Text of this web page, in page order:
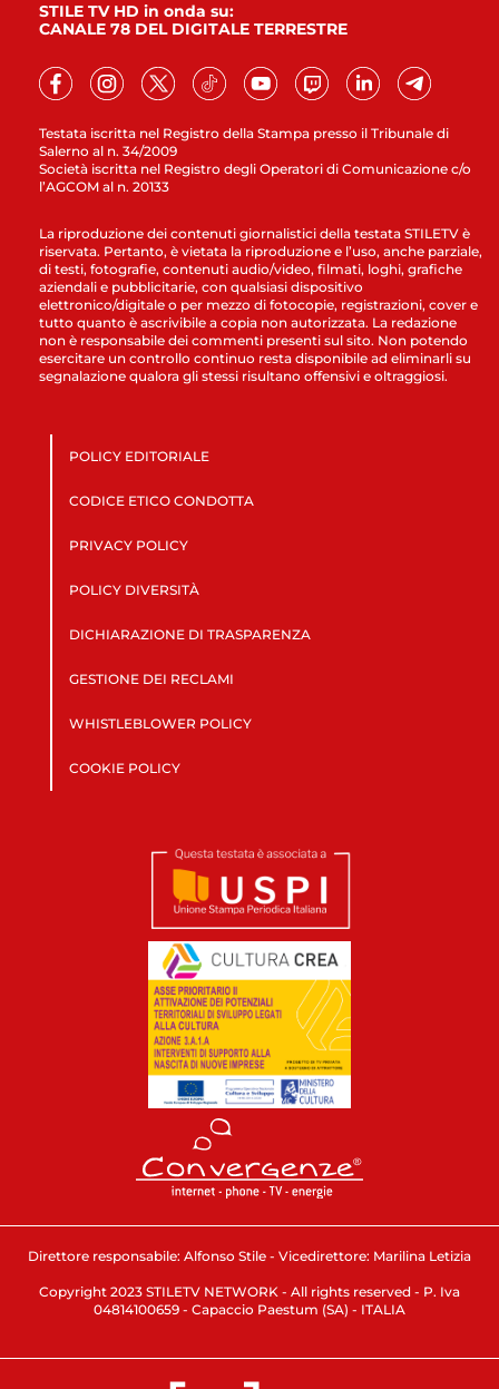
Testata iscritta nel Registro della Stampa presso il Tribunale di
Salerno al n. 34/2009
Società iscritta nel Registro degli Operatori di Comunicazione c/o
l’AGCOM al n. 20133
STILE TV HD in onda su:
CANALE 78 DEL DIGITALE TERRESTRE
La riproduzione dei contenuti giornalistici della testata STILETV è
riservata. Pertanto, è vietata la riproduzione e l’uso, anche parziale,
di testi, fotografie, contenuti audio/video, filmati, loghi, grafiche
aziendali e pubblicitarie, con qualsiasi dispositivo
elettronico/digitale o per mezzo di fotocopie, registrazioni, cover e
tutto quanto è ascrivibile a copia non autorizzata. La redazione
non è responsabile dei commenti presenti sul sito. Non potendo
esercitare un controllo continuo resta disponibile ad eliminarli su
segnalazione qualora gli stessi risultano offensivi e oltraggiosi.
POLICY EDITORIALE
CODICE ETICO CONDOTTA
PRIVACY POLICY
POLICY DIVERSITÀ
DICHIARAZIONE DI TRASPARENZA
GESTIONE DEI RECLAMI
WHISTLEBLOWER POLICY
COOKIE POLICY
Direttore responsabile: Alfonso Stile - Vicedirettore: Marilina Letizia
Copyright 2023 STILETV NETWORK - All rights reserved - P. Iva
04814100659 - Capaccio Paestum (SA) - ITALIA